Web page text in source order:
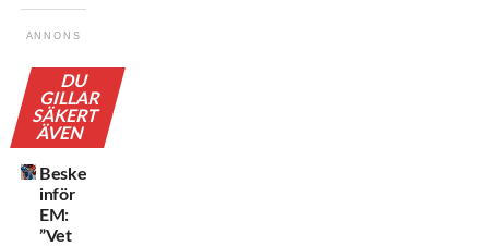
ANNONS
DU
GILLAR
SÄKERT
ÄVEN
Beskedet
inför
EM:
”Vet